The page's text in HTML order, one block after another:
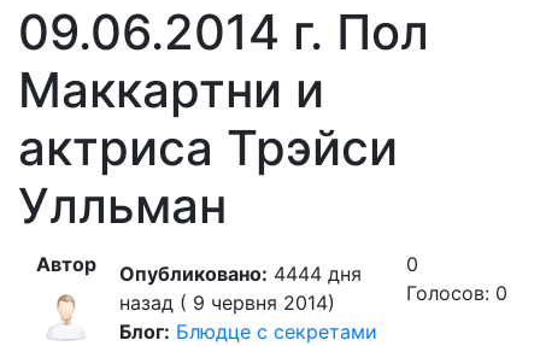
09.06.2014 г. Пол
Маккартни и
актриса Трэйси
Улльман
Автор Опубликовано: 4444 дня
назад ( 9 червня 2014)
Блог: Блюдце с секретами
0
Голосов: 0